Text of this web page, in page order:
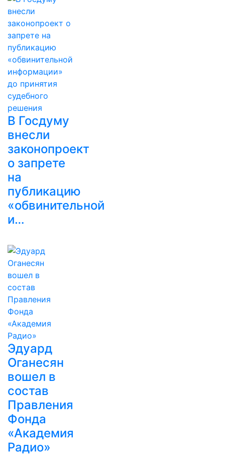
В Госдуму
внесли
законопроект
о запрете
на
публикацию
«обвинительной
и…
Эдуард
Оганесян
вошел в
состав
Правления
Фонда
«Академия
Радио»